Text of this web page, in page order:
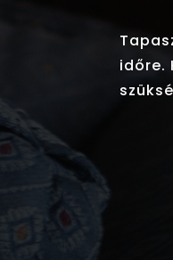
időre.